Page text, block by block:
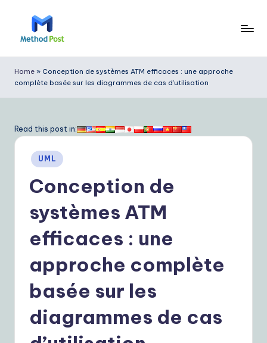
e
t
o
Home » Conception de systèmes ATM efficaces : une approche
complète basée sur les diagrammes de cas d’utilisation
Read this post in:
Posted
in
UML
Conception de
systèmes ATM
efficaces : une
approche complète
basée sur les
diagrammes de cas